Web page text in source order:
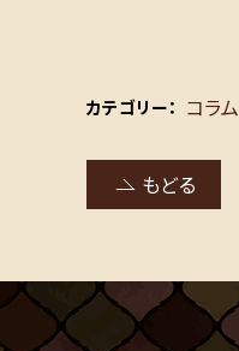
カテゴリー コラム
もどる